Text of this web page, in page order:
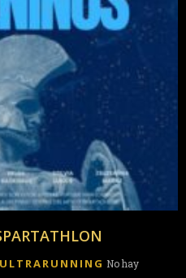
ULTRARUNNING No hay